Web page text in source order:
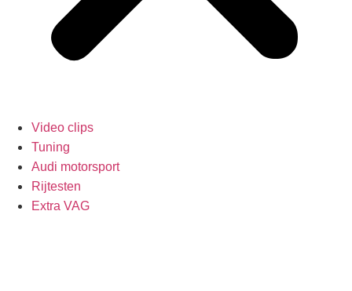
Video clips
Tuning
Audi motorsport
Rijtesten
Extra VAG